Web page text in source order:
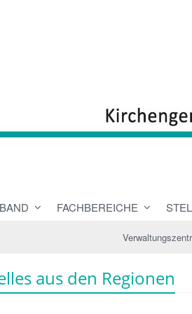
FACHBEREICHE
aus den Regionen